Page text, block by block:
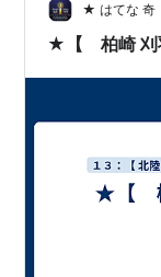
★ はてな 奇
★【 柏崎 刈